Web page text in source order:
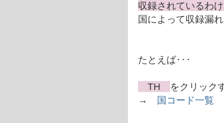
収録されているわ
国によって収録漏
たとえば･･･
TH をクリック
→
国コード一覧